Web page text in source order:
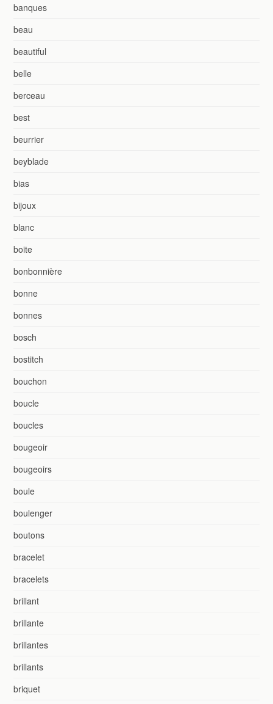
banques
beau
beautiful
belle
berceau
best
beurrier
beyblade
bias
bijoux
blanc
boite
bonbonnière
bonne
bonnes
bosch
bostitch
bouchon
boucle
boucles
bougeoir
bougeoirs
boule
boulenger
boutons
bracelet
bracelets
brillant
brillante
brillantes
brillants
briquet